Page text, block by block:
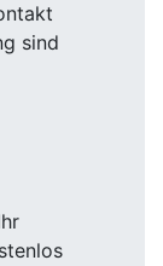
sind